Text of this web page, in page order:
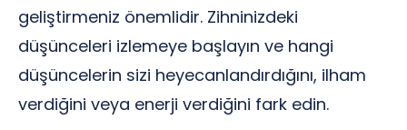
geliştirmeniz önemlidir. Zihninizdeki
düşünceleri izlemeye başlayın ve hangi
düşüncelerin sizi heyecanlandırdığını, ilham
verdiğini veya enerji verdiğini fark edin.